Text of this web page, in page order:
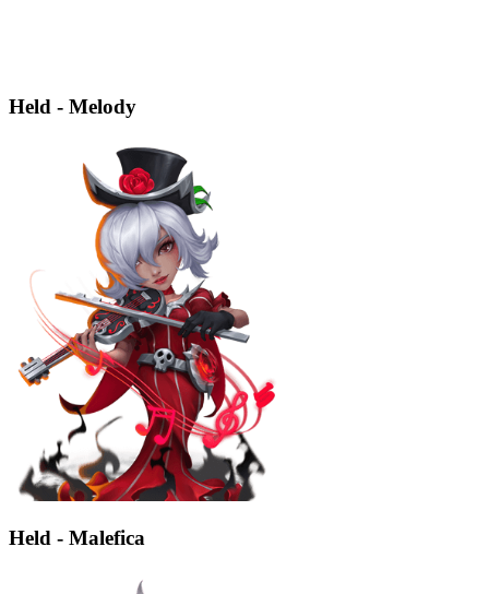
Held - Melody
Held - Malefica